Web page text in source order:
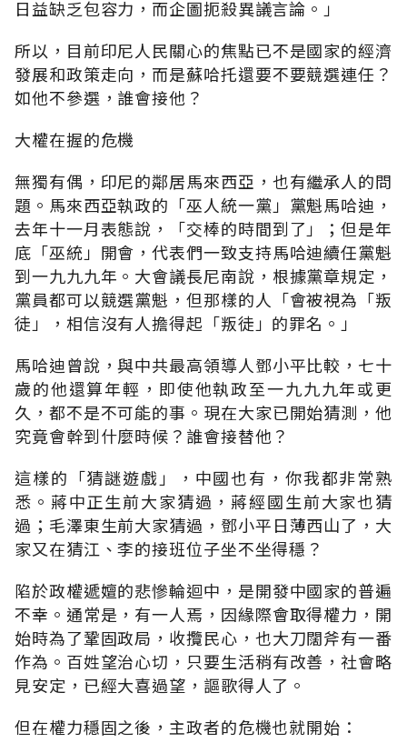
日益缺乏包容力，而企圖扼殺異議言論。」
所以，目前印尼人民關心的焦點已不是國家的經濟
發展和政策走向，而是蘇哈托還要不要競選連任？
如他不參選，誰會接他？
大權在握的危機
無獨有偶，印尼的鄰居馬來西亞，也有繼承人的問
題。馬來西亞執政的「巫人統一黨」黨魁馬哈迪，
去年十一月表態說，「交棒的時間到了」；但是年
底「巫統」開會，代表們一致支持馬哈迪續任黨魁
到一九九九年。大會議長尼南說，根據黨章規定，
黨員都可以競選黨魁，但那樣的人「會被視為「叛
徒」，相信沒有人擔得起「叛徒」的罪名。」
馬哈迪曾說，與中共最高領導人鄧小平比較，七十
歲的他還算年輕，即使他執政至一九九九年或更
久，都不是不可能的事。現在大家已開始猜測，他
究竟會幹到什麼時候？誰會接替他？
這樣的「猜謎遊戲」，中國也有，你我都非常熟
悉。蔣中正生前大家猜過，蔣經國生前大家也猜
過；毛澤東生前大家猜過，鄧小平日薄西山了，大
家又在猜江、李的接班位子坐不坐得穩？
陷於政權遞嬗的悲慘輪迴中，是開發中國家的普遍
不幸。通常是，有一人焉，因緣際會取得權力，開
始時為了鞏固政局，收攬民心，也大刀闊斧有一番
作為。百姓望治心切，只要生活稍有改善，社會略
見安定，已經大喜過望，謳歌得人了。
但在權力穩固之後，主政者的危機也就開始：